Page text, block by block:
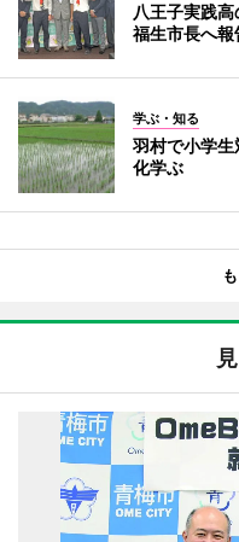
八王子実践
福生市長へ報
学ぶ・知る
羽村で小学
化学ぶ